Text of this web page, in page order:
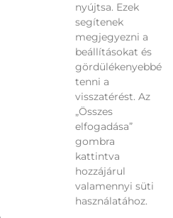
A városvezetés célja, hogy
távon is méltó és látványos
Székesfehérvár történelmi
Fehérvári Hírek |
nyújtsa. Ezek
segítenek
megjegyezni a
beállításokat és
gördülékenyebbé
tenni a
visszatérést. Az
„Összes
elfogadása”
gombra
kattintva
hozzájárul
valamennyi süti
használatához.